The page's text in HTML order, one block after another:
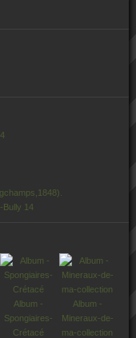
Bully 14
Album -
Spongiaires-
Crétacé
Album -
Mineraux-de-
ma-collection